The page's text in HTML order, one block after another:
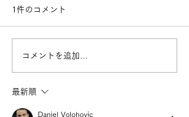
街で見かける「白いも
1件のコメント
コメントを追加…
最新順
Daniel Volohovic